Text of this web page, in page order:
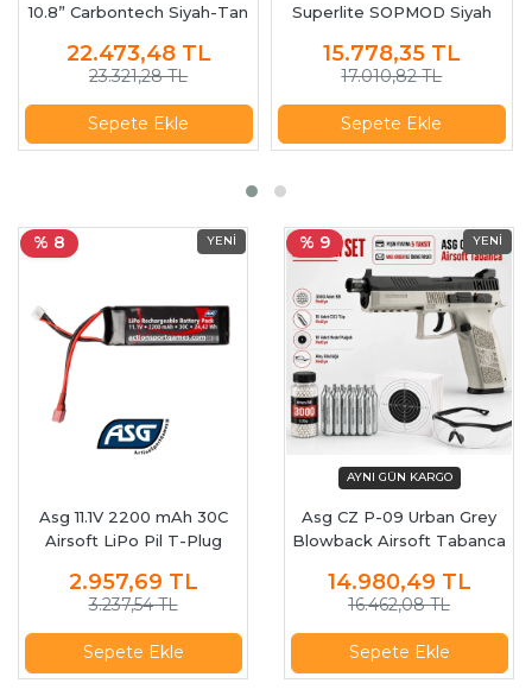
10.8” Carbontech Siyah-Tan
22.473,48 TL
23.321,28 TL
Sepete Ekle
Superlite SOPMOD Siyah
7.4v LiPo Pil
15.778,35 TL
17.010,82 TL
Sepete Ekle
% 8
Asg 11.1V 2200 mAh 30C
Airsoft LiPo Pil T-Plug
2.957,69 TL
3.237,54 TL
Sepete Ekle
% 9
Asg CZ P-09 Urban Grey
Blowback Airsoft Tabanca
14.980,49 TL
16.462,08 TL
Sepete Ekle